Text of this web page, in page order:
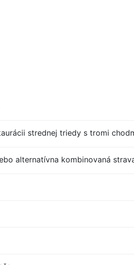
strednej triedy s tromi
alternatívna kombinovaná